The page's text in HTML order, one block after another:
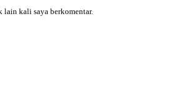
lain kali saya berkomentar.